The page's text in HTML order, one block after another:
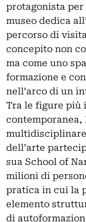
protagonista per
museo dedica
percorso di
concepito non
ma come uno
formazione e
nell’arco di un
Tra le figure più
dell’arte
sua School of
milioni di
pratica in cui la
elemento
di